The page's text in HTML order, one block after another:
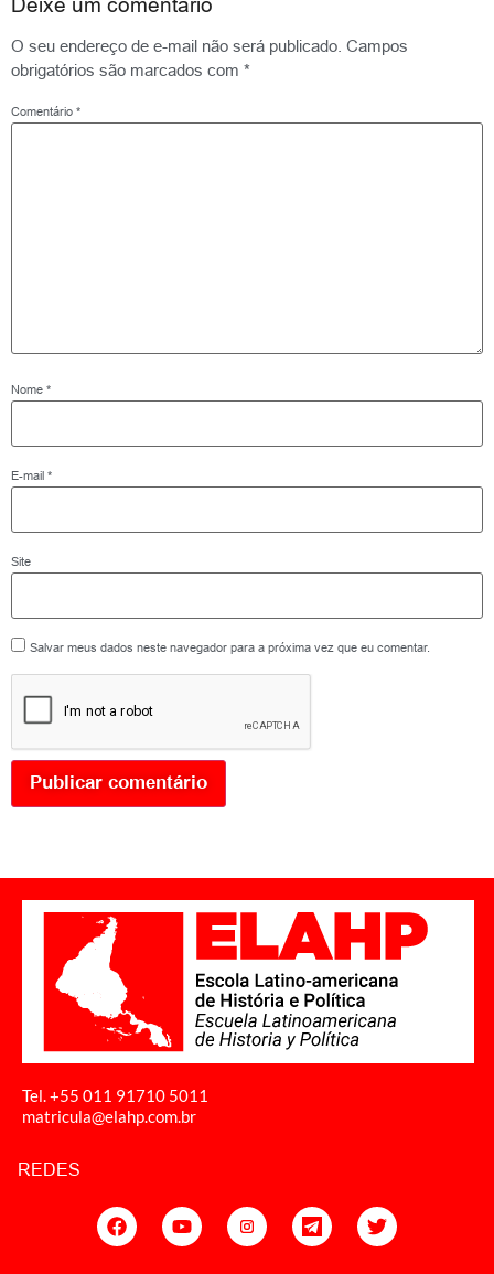
O seu endereço de e-mail não será publicado. Campos
obrigatórios são marcados com *
Comentário *
Nome *
E-mail *
Site
Salvar meus dados neste navegador para a próxima vez que eu comentar.
Tel. +55 011 91710 5011
matricula@elahp.com.br
REDES